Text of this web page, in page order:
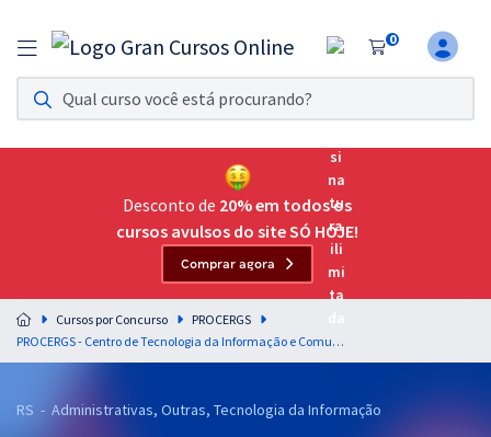
0
Assinatura Ilimitada 11
Acesso a todos os cursos. Teste grátis por 7 dias!
Assinatura OAB Até Passar
Acesso ilimitado a toda preparação para o Exame da
Residências Multiprofissionais
Preparação completa e intensiva para as principais
residências em saúde do Brasil
Desconto de 20% em todos os
cursos avulsos do site SÓ HOJE!
Comprar agora
Cursos por Concurso
PROCERGS
PROCERGS - Centro de Tecnologia da Informação e Comunicação do Estado do Rio Grande do Sul - Conhecimentos Comuns aos Cargos de Nível Superior
RS - Administrativas, Outras, Tecnologia da Informação